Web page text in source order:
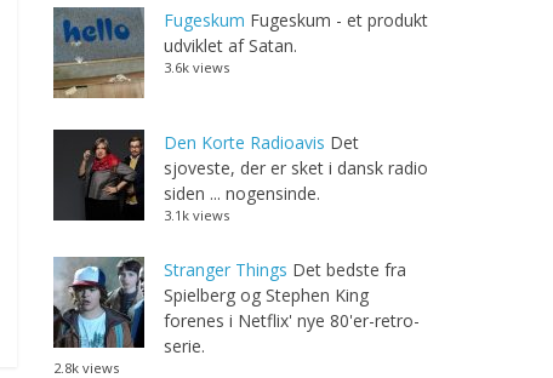
Fugeskum Fugeskum - et produkt
udviklet af Satan.
3.6k views
Den Korte Radioavis Det
sjoveste, der er sket i dansk radio
siden ... nogensinde.
3.1k views
Stranger Things Det bedste fra
Spielberg og Stephen King
forenes i Netflix' nye 80'er-retro-
serie.
2.8k views